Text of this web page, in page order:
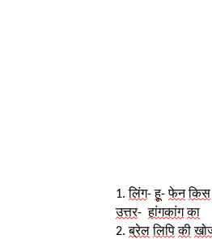
1. लिंग- हू- फेन किस
उत्तर- हांगकांग का
2. ब्रेल लिपि की